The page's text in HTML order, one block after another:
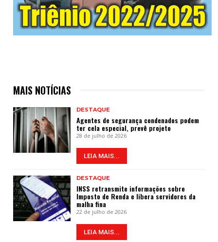
MAIS NOTÍCIAS
DESTAQUE
Agentes de segurança condenados podem
ter cela especial, prevê projeto
28 de julho de 2026
LEIA MAIS...
DESTAQUE
INSS retransmite informações sobre
Imposto de Renda e libera servidores da
malha fina
22 de julho de 2026
LEIA MAIS...